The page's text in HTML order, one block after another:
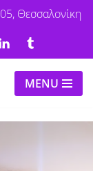
Θεσσαλονίκη
MENU